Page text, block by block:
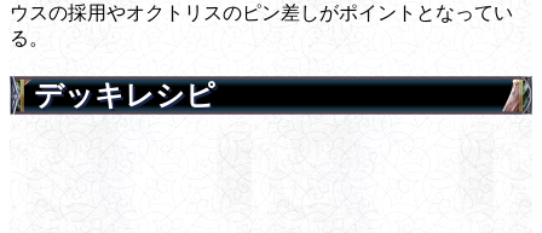
ウスの採用やオクトリスのピン差しがポイントとなってい
る。
デッキレシピ